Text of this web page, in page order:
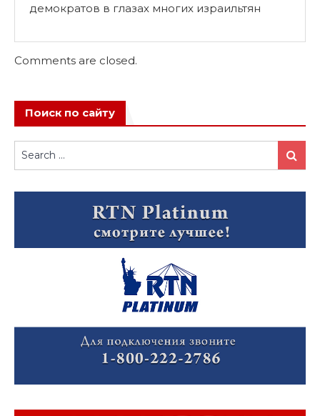
демократов в глазах многих израильтян
Comments are closed.
Поиск по сайту
for:
Search